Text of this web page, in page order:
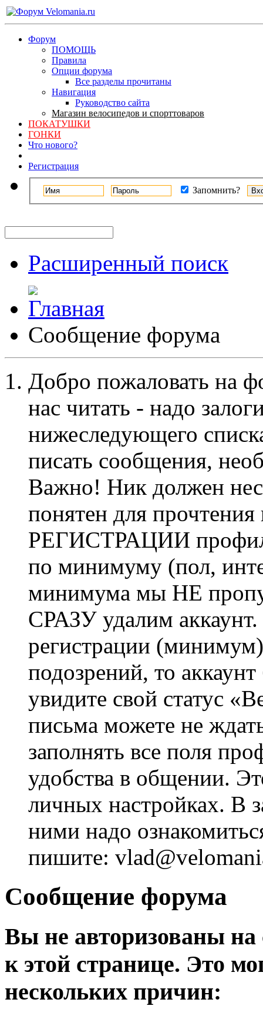
Форум
ПОМОЩЬ
Правила
Опции форума
Все разделы прочитаны
Навигация
Руководство сайта
Магазин велосипедов и спорттоваров
ПОКАТУШКИ
ГОНКИ
Что нового?
Регистрация
Запомнить?
Расширенный поиск
Сообщение форума
Добро пожаловать на
нас читать - надо
нижеследующего
писать сообщения,
Важно! Ник должен
понятен для
РЕГИСТРАЦИИ профиль
по минимуму (пол,
минимума мы НЕ
СРАЗУ удалим
регистрации
подозрений, то
увидите свой статус
письма можете не
заполнять все поля
удобства в общении.
личных настройках. В
ними надо
пишите:
Сообщение форума
Вы не авторизованы на
к этой странице. Это
нескольких причин: